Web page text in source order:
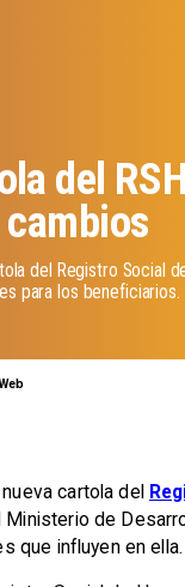
del
del Registro Social
para los beneficiarios.
cartola del
Ministerio de
que influyen en ella.